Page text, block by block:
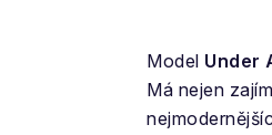
Model Under
Má nejen